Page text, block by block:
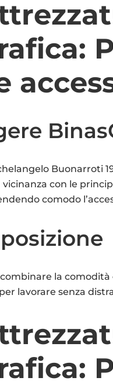
Buonarroti
con le
comodo
la
lavorare senza